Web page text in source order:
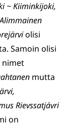
~ Kiiminkijoki,
Alimmainen
olisi
Samoin olisi
nimet
mutta
Rievssatjávri
on